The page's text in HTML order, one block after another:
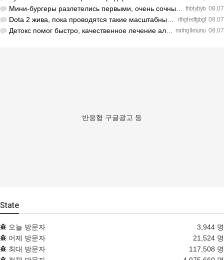
thbt ybyb 08.07
Мини-бургеры разлетелись первыми, очень сочные. https://inte…
rthgf edfgbgf 08.07
Dota 2 жива, пока проводятся такие масштабные турниры. https…
mnhg lknunu 08.07
Детокс помог быстро, качественное лечение алкоголизма Санкт-…
반응형 구글광고 등
State
오늘 방문자
3,944 명
어제 방문자
21,524 명
최대 방문자
117,508 명